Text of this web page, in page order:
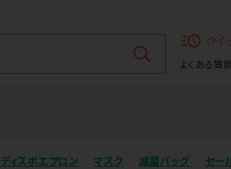
クイ
よくある質
ディスポエプロン マスク 滅菌バッグ セー